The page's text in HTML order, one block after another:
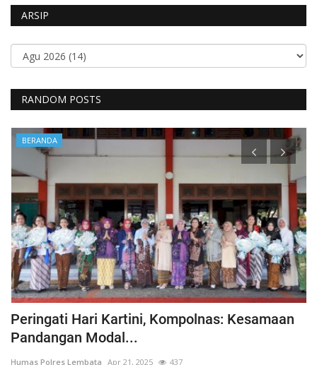
ARSIP
RANDOM POSTS
BERANDA
Peringati Hari Kartini, Kompolnas: Kesamaan
Pandangan Modal...
Humas Polres Lembata Apr 21, 2025 437